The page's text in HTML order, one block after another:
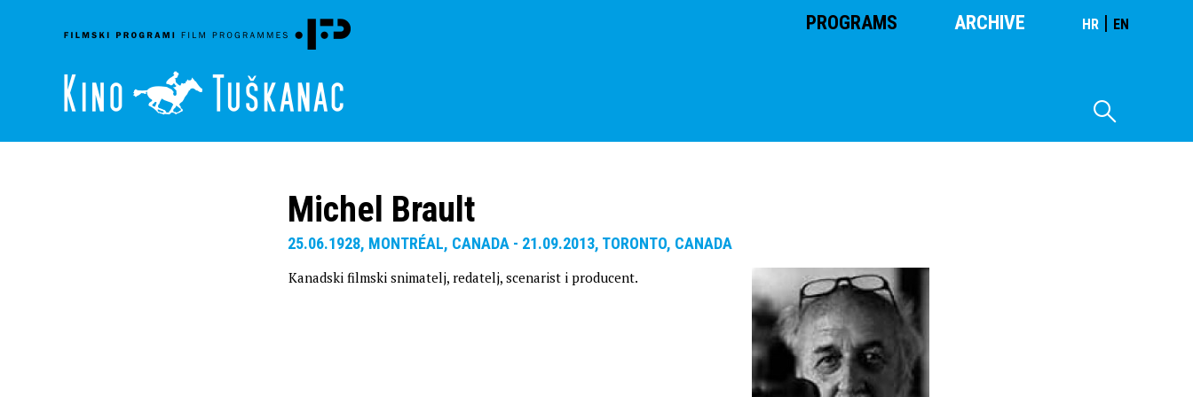
PROGRAMS ARCHIVE HR | EN
Michel Brault
25.06.1928, MONTRÉAL, CANADA - 21.09.2013, TORONTO, CANADA
Kanadski filmski snimatelj, redatelj, scenarist i producent.